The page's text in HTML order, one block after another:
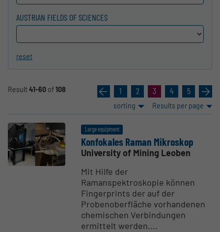
AUSTRIAN FIELDS OF SCIENCES
reset
Result41-60 of108 « 1 2 3 4 5 »
sorting Results per page
Large equipment
Konfokales Raman Mikroskop
University of Mining Leoben
Mit Hilfe der
Ramanspektroskopie können
Fingerprints der auf der
Probenoberfläche vorhandenen
chemischen Verbindungen
ermittelt werden....